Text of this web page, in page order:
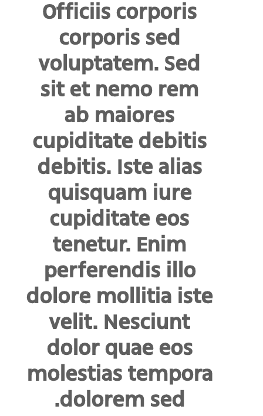
Officiis corporis
corporis sed
voluptatem. Sed
sit et nemo rem
ab maiores
cupiditate debitis
debitis. Iste alias
quisquam iure
cupiditate eos
tenetur. Enim
perferendis illo
dolore mollitia iste
velit. Nesciunt
dolor quae eos
molestias tempora
dolorem sed.